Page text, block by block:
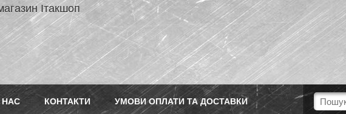
Ітакшоп
НАС КОНТАКТИ УМОВИ ОПЛАТИ ТА ДОСТАВКИ